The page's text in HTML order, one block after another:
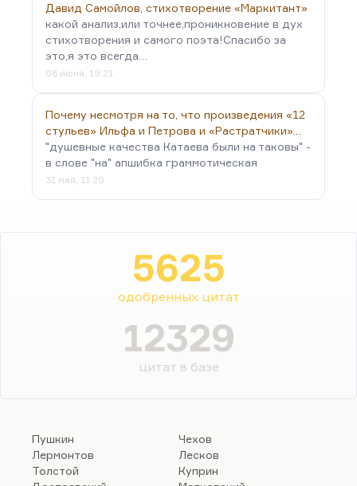
Давид Самойлов, стихотворение «Маркитант»
какой анализ,или точнее,проникновение в дух
стихотворения и самого поэта!Спасибо за
это,я это всегда…
06 июня, 19:21
Почему несмотря на то, что произведения «12
стульев» Ильфа и Петрова и «Растратчики»…
"душевные качества Катаева были на таковы" -
в слове "на" апшибка граммотическая
31 мая, 11:20
5625
одобренных цитат
12329
цитат в базе
Пушкин
Лермонтов
Толстой
Чехов
Лесков
Куприн